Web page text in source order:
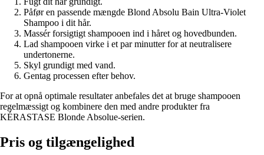
Påfør en passende mængde Blond Absolu Bain Ultra-Violet
Shampoo i dit hår.
Massér forsigtigt shampooen ind i håret og hovedbunden.
Lad shampooen virke i et par minutter for at neutralisere
undertonerne.
Skyl grundigt med vand.
Gentag processen efter behov.
For at opnå optimale resultater anbefales det at bruge shampooen
regelmæssigt og kombinere den med andre produkter fra
KÉRASTASE Blonde Absolue-serien.
Pris og tilgængelighed